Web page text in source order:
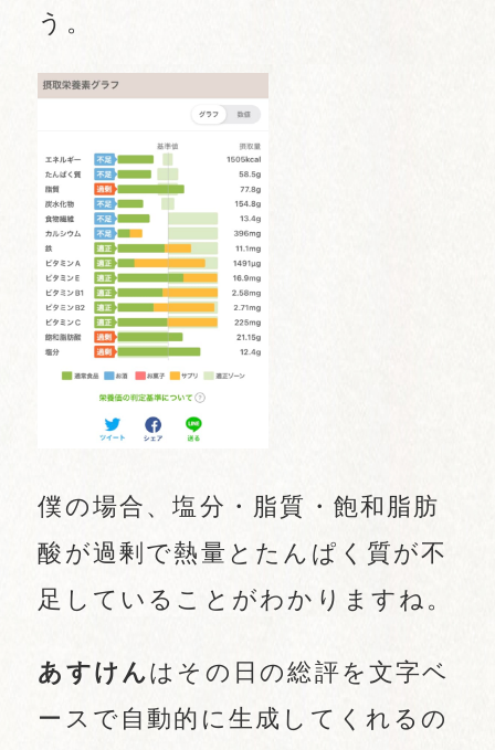
う。
僕の場合、塩分・脂質・飽和脂肪
酸が過剰で熱量とたんぱく質が不
足していることがわかりますね。
あすけんはその日の総評を文字ベ
ースで自動的に生成してくれるの